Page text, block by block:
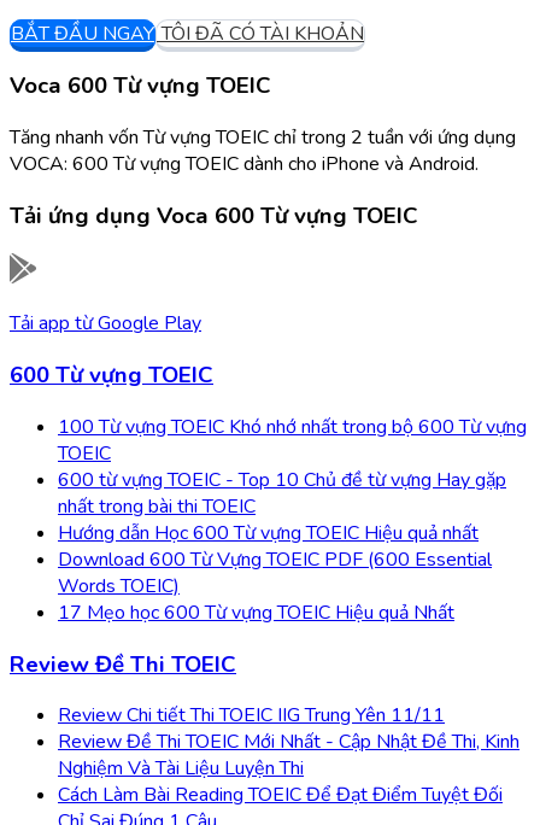
BẮT ĐẦU NGAY TÔI ĐÃ CÓ TÀI KHOẢN
Voca 600 Từ vựng TOEIC
Tăng nhanh vốn Từ vựng TOEIC chỉ trong 2 tuần với ứng dụng
VOCA: 600 Từ vựng TOEIC dành cho iPhone và Android.
Tải ứng dụng Voca 600 Từ vựng TOEIC
Tải app từGoogle Play
600 Từ vựng TOEIC
100 Từ vựng TOEIC Khó nhớ nhất trong bộ 600 Từ vựng
TOEIC
600 từ vựng TOEIC - Top 10 Chủ đề từ vựng Hay gặp
nhất trong bài thi TOEIC
Hướng dẫn Học 600 Từ vựng TOEIC Hiệu quả nhất
Download 600 Từ Vựng TOEIC PDF (600 Essential
Words TOEIC)
17 Mẹo học 600 Từ vựng TOEIC Hiệu quả Nhất
Review Đề Thi TOEIC
Review Chi tiết Thi TOEIC IIG Trung Yên 11/11
Review Đề Thi TOEIC Mới Nhất - Cập Nhật Đề Thi, Kinh
Nghiệm Và Tài Liệu Luyện Thi
Cách Làm Bài Reading TOEIC Để Đạt Điểm Tuyệt Đối